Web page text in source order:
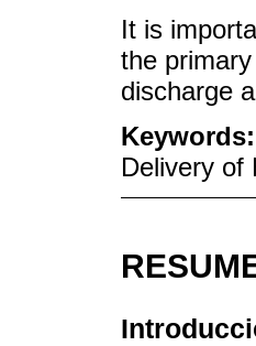
It is
the
discharge
Keywords:
Delivery of